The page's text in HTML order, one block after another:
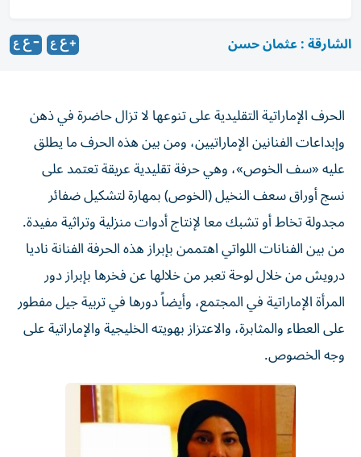
الشارقة : عثمان حسن
وإبداعات الفنانين الإماراتيين، ومن بين هذه الحرف ما يطلق
عليه «سف الخوص»، وهي حرفة تقليدية عريقة تعتمد على
نسج أوراق سعف النخيل (الخوص) بمهارة لتشكيل ضفائر
مجدولة تخاط أو تشبك معا لإنتاج أدوات منزلية وتراثية مفيدة.
من بين الفنانات اللواتي اهتممن بإبراز هذه الحرفة الفنانة ناديا
درويش من خلال لوحة تعبر من خلالها عن فخرها بإبراز دور
المرأة الإماراتية في المجتمع، وأيضاً دورها في تربية جيل مفطور
على العطاء والمثابرة، والاعتزاز بهويته الخليجية والإماراتية على
وجه الخصوص.